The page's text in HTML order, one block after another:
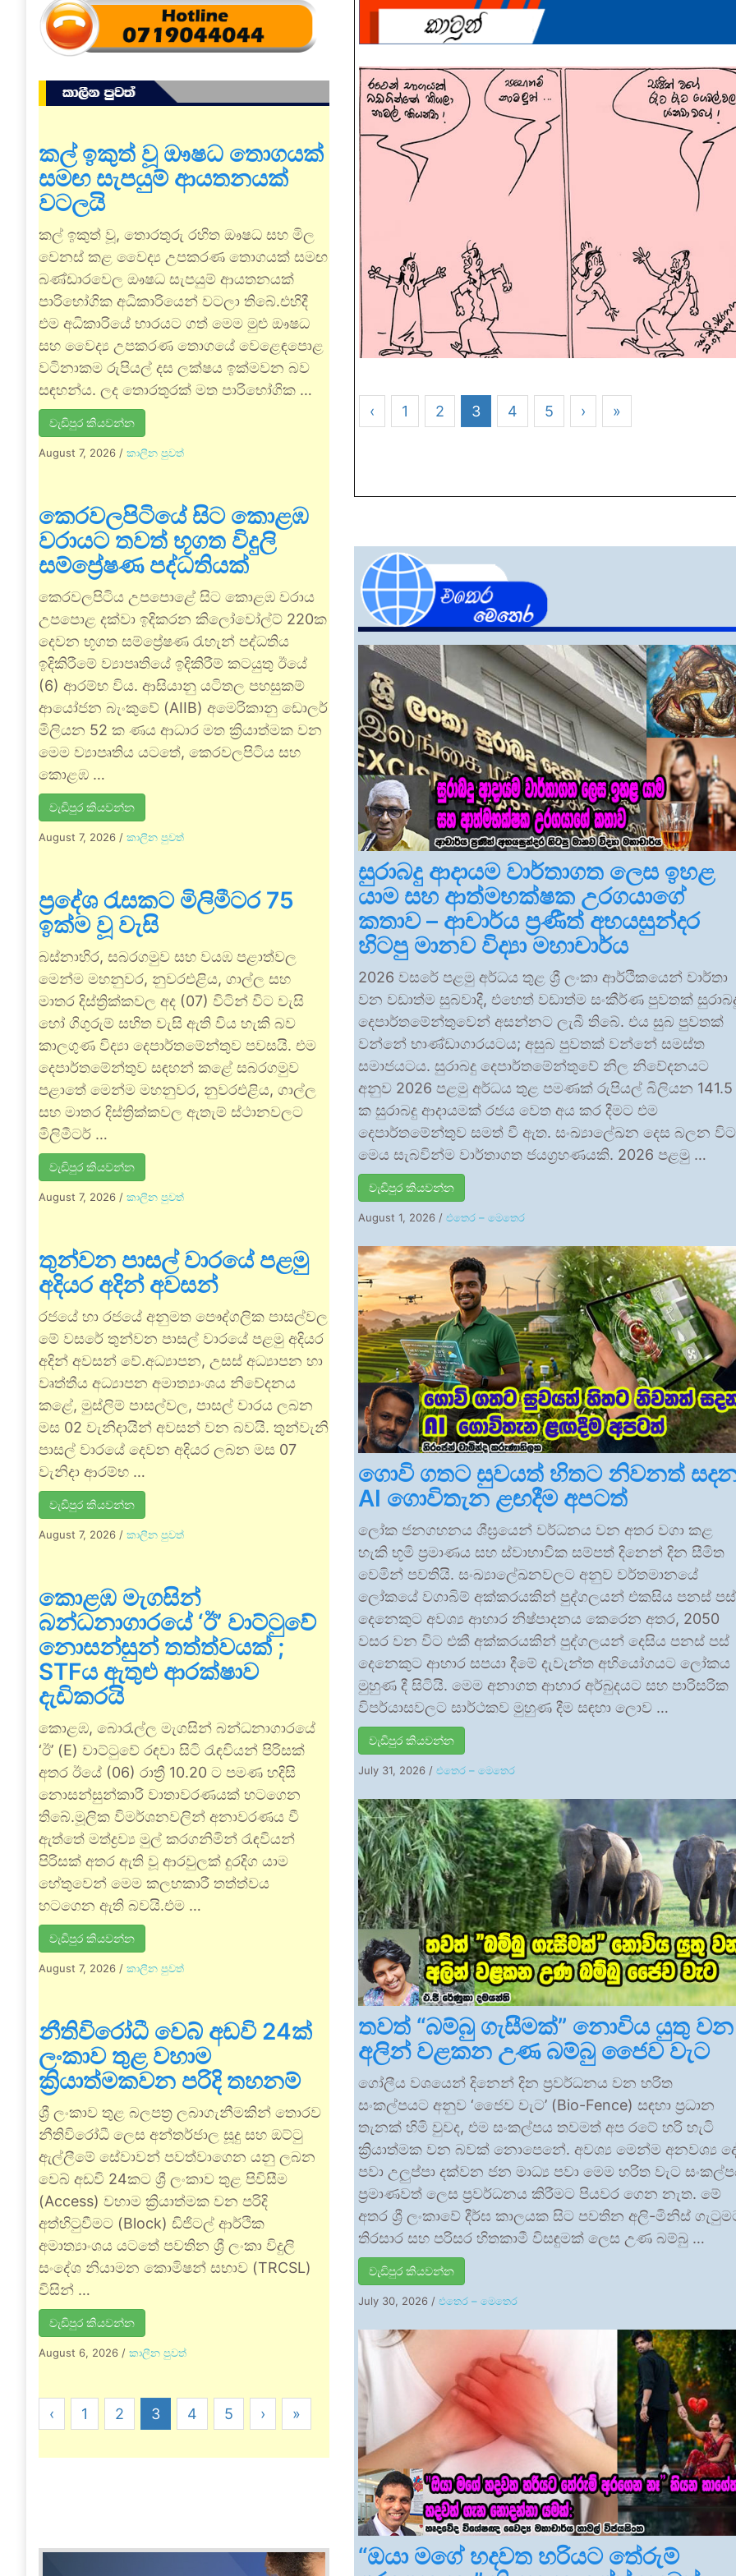
කල් ඉකුත් වූ ඖෂධ තොගයක්
සමඟ සැපයුම් ආයතනයක්
වටලයි
කල් ඉකුත් වූ, තොරතුරු රහිත ඖෂධ සහ මිල
වෙනස් කළ වෛද්‍ය උපකරණ තොගයක් සමඟ
බණ්ඩාරවෙල ඖෂධ සැපයුම් ආයතනයක්
පාරිභෝගික අධිකාරියෙන් වටලා තිබේ.එහිදී
එම අධිකාරියේ භාරයට ගත් මෙම මුළු ඖෂධ
සහ වෛද්‍ය උපකරණ තොගයේ වෙළෙඳපොළ
වටිනාකම රුපියල් දස ලක්ෂය ඉක්මවන බව
සඳහන්ය. ලද තොරතුරක් මත පාරිභෝගික …
වැඩිපුර කියවන්න
August 7, 2026 / කාලීන පුවත්
කෙරවලපිටියේ සිට කොළඹ
වරායට තවත් භූගත විදුලි
සම්ප්‍රේෂණ පද්ධතියක්
කෙරවලපිටිය උපපොළේ සිට කොළඹ වරාය
උපපොළ දක්වා ඉදිකරන කිලෝවෝල්ට් 220ක
දෙවන භූගත සම්ප්‍රේෂණ රැහැන් පද්ධතිය
ඉදිකිරීමේ ව්‍යාපෘතියේ ඉදිකිරීම් කටයුතු ඊයේ
(6) ආරම්භ විය. ආසියානු යටිතල පහසුකම්
ආයෝජන බැංකුවේ (AIIB) අමෙරිකානු ඩොලර්
මිලියන 52 ක ණය ආධාර මත ක්‍රියාත්මක වන
මෙම ව්‍යාපෘතිය යටතේ, කෙරවලපිටිය සහ
කොළඹ …
වැඩිපුර කියවන්න
August 7, 2026 / කාලීන පුවත්
ප්‍රදේශ රැසකට මිලිමීටර 75
ඉක්ම වූ වැසි
බස්නාහිර, සබරගමුව සහ වයඹ පළාත්වල
මෙන්ම මහනුවර, නුවරඑළිය, ගාල්ල සහ
මාතර දිස්ත්‍රික්කවල අද (07) විටින් විට වැසි
හෝ ගිගුරුම් සහිත වැසි ඇති විය හැකි බව
කාලගුණ විද්‍යා දෙපාර්තමේන්තුව පවසයි. එම
දෙපාර්තමේන්තුව සඳහන් කළේ සබරගමුව
පළාතේ මෙන්ම මහනුවර, නුවරඑළිය, ගාල්ල
සහ මාතර දිස්ත්‍රික්කවල ඇතැම් ස්ථානවලට
මිලිමීටර් …
වැඩිපුර කියවන්න
August 7, 2026 / කාලීන පුවත්
තුන්වන පාසල් වාරයේ පළමු
අදියර අදින් අවසන්
රජයේ හා රජයේ අනුමත පෞද්ගලික පාසල්වල
මේ වසරේ තුන්වන පාසල් වාරයේ පළමු අදියර
අදින් අවසන් වේ.අධ්‍යාපන, උසස් අධ්‍යාපන හා
වෘත්තීය අධ්‍යාපන අමාත්‍යාංශය නිවේදනය
කළේ, මුස්ලිම් පාසල්වල, පාසල් වාරය ලබන
මස 02 වැනිදායින් අවසන් වන බවයි. තුන්වැනි
පාසල් වාරයේ දෙවන අදියර ලබන මස 07
වැනිදා ආරම්භ …
වැඩිපුර කියවන්න
August 7, 2026 / කාලීන පුවත්
කොළඹ මැගසින්
බන්ධනාගාරයේ ‘ඊ’ වාට්ටුවේ
නොසන්සුන් තත්ත්වයක් ;
STFය ඇතුළු ආරක්ෂාව
දැඩිකරයි
කොළඹ, බොරැල්ල මැගසින් බන්ධනාගාරයේ
‘ඊ’ (E) වාට්ටුවේ රඳවා සිටි රැඳවියන් පිරිසක්
අතර ඊයේ (06) රාත්‍රී 10.20 ට පමණ හදිසි
නොසන්සුන්කාරී වාතාවරණයක් හටගෙන
තිබේ.මූලික විමර්ශනවලින් අනාවරණය වී
ඇත්තේ මත්ද්‍රව්‍ය මුල් කරගනිමින් රැඳවියන්
පිරිසක් අතර ඇති වූ ආරවුලක් දුරදිග යාම
හේතුවෙන් මෙම කලහකාරී තත්ත්වය
හටගෙන ඇති බවයි.එම …
වැඩිපුර කියවන්න
August 7, 2026 / කාලීන පුවත්
නීතිවිරෝධී වෙබ් අඩවි 24ක්
ලංකාව තුළ වහාම
ක්‍රියාත්මකවන පරිදි තහනම්
ශ්‍රී ලංකාව තුළ බලපත්‍ර ලබාගැනීමකින් තොරව
නීතිවිරෝධී ලෙස අන්තර්ජාල සූදු සහ ඔට්ටු
ඇල්ලීමේ සේවාවන් පවත්වාගෙන යනු ලබන
වෙබ් අඩවි 24කට ශ්‍රී ලංකාව තුළ පිවිසීම
(Access) වහාම ක්‍රියාත්මක වන පරිදි
අත්හිටුවීමට (Block) ඩිජිටල් ආර්ථික
අමාත්‍යාංශය යටතේ පවතින ශ්‍රී ලංකා විදුලි
සංදේශ නියාමන කොමිෂන් සභාව (TRCSL)
විසින් …
වැඩිපුර කියවන්න
August 6, 2026 / කාලීන පුවත්
‹ 1 2 3 4 5 › »
‹ 1 2 3 4 5 › »
සුරාබදු ආදායම වාර්තාගත ලෙස ඉහළ
යාම සහ ආත්මභක්ෂක උරගයාගේ
කතාව – ආචාර්ය ප්‍රණීත් අභයසුන්දර
හිටපු මානව විද්‍යා මහාචාර්ය
2026 වසරේ පළමු අර්ධය තුළ ශ්‍රී ලංකා ආර්ථිකයෙන් වාර්තා
වන වඩාත්ම සුබවාදී, එහෙත් වඩාත්ම සංකීර්ණ පුවතක්
දෙපාර්තමේන්තුවෙන් අසන්නට ලැබී තිබේ. එය සුබ පුවතක්
වන්නේ භාණ්ඩාගාරයටය; අසුබ පුවතක් වන්නේ සමස්ත
සමාජයටය. සුරාබදු දෙපාර්තමේන්තුවේ නිල නිවේදනයට
අනුව 2026 පළමු අර්ධය තුළ පමණක් රුපියල් බිලියන 141.5
ක සුරාබදු ආදායමක් රජය වෙත අය කර දීමට එම
දෙපාර්තමේන්තුව සමත් වී ඇත. සංඛ්‍යාලේඛන දෙස බලන විට
මෙය සැබවින්ම වාර්තාගත ජයග්‍රහණයකි. 2026 පළමු …
වැඩිපුර කියවන්න
August 1, 2026 / එතෙර – මෙතෙර
ගොවි ගතට සුවයත් හිතට නිවනත්
AI ගොවිතැන ළඟදීම අපටත්
ලෝක ජනගහනය ශීඝ්‍රයෙන් වර්ධනය වන අතර වගා කළ
හැකි භූමි ප්‍රමාණය සහ ස්වාභාවික සම්පත් දිනෙන් දින සීමිත
වෙමින් පවතියි. සංඛ්‍යාලේඛනවලට අනුව වර්තමානයේ
ලෝකයේ වගාබිම් අක්කරයකින් පුද්ගලයන් එකසිය පනස් පස්
දෙනෙකුට අවශ්‍ය ආහාර නිෂ්පාදනය කෙරෙන අතර, 2050
වසර වන විට එකී අක්කරයකින් පුද්ගලයන් දෙසිය පනස් පස්
දෙනෙකුට ආහාර සපයා දීමේ දැවැන්ත අභියෝගයට ලෝකය
මුහුණ දී සිටියි. මෙම අනාගත ආහාර අර්බුදයට සහ පාරිසරික
විපර්යාසවලට සාර්ථකව මුහුණ දීම සඳහා ලොව …
වැඩිපුර කියවන්න
July 31, 2026 / එතෙර – මෙතෙර
තවත් “බම්බු ගැසීමක්” නොවිය යුතු වන
අලින් වළකන උණ බම්බු ජෛව වැට
ගෝලීය වශයෙන් දිනෙන් දින ප්‍රවර්ධනය වන හරිත
සංකල්පයට අනුව ‘ජෛව වැට’ (Bio-Fence) සඳහා ප්‍රධාන
තැනක් හිමි වුවද, එම සංකල්පය තවමත් අප රටේ හරි හැටි
ක්‍රියාත්මක වන බවක් නොපෙනේ. අවශ්‍ය මෙන්ම අනවශ්‍ය
පවා උලුප්පා දක්වන ජන මාධ්‍ය පවා මෙම හරිත වැට
ප්‍රමාණවත් ලෙස ප්‍රවර්ධනය කිරීමට පියවර ගෙන නැත. මේ
අතර ශ්‍රී ලංකාවේ දීර්ඝ කාලයක සිට පවතින අලි-මිනිස්
තිරසාර සහ පරිසර හිතකාමී විසඳුමක් ලෙස උණ බම්බු …
වැඩිපුර කියවන්න
July 30, 2026 / එතෙර – මෙතෙර
“ඔයා මගේ හදවත හරියට තේරුම්